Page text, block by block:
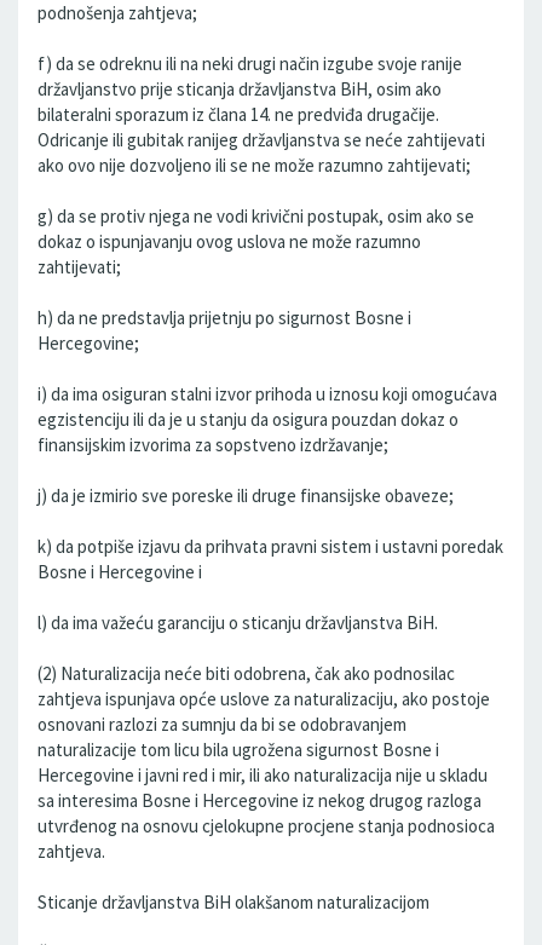
podnošenja zahtjeva;
f) da se odreknu ili na neki drugi način izgube svoje ranije
državljanstvo prije sticanja državljanstva BiH, osim ako
bilateralni sporazum iz člana 14. ne predviđa drugačije.
Odricanje ili gubitak ranijeg državljanstva se neće zahtijevati
ako ovo nije dozvoljeno ili se ne može razumno zahtijevati;
g) da se protiv njega ne vodi krivični postupak, osim ako se
dokaz o ispunjavanju ovog uslova ne može razumno
zahtijevati;
h) da ne predstavlja prijetnju po sigurnost Bosne i
Hercegovine;
i) da ima osiguran stalni izvor prihoda u iznosu koji omogućava
egzistenciju ili da je u stanju da osigura pouzdan dokaz o
finansijskim izvorima za sopstveno izdržavanje;
j) da je izmirio sve poreske ili druge finansijske obaveze;
k) da potpiše izjavu da prihvata pravni sistem i ustavni poredak
Bosne i Hercegovine i
l) da ima važeću garanciju o sticanju državljanstva BiH.
(2) Naturalizacija neće biti odobrena, čak ako podnosilac
zahtjeva ispunjava opće uslove za naturalizaciju, ako postoje
osnovani razlozi za sumnju da bi se odobravanjem
naturalizacije tom licu bila ugrožena sigurnost Bosne i
Hercegovine i javni red i mir, ili ako naturalizacija nije u skladu
sa interesima Bosne i Hercegovine iz nekog drugog razloga
utvrđenog na osnovu cjelokupne procjene stanja podnosioca
zahtjeva.
Sticanje državljanstva BiH olakšanom naturalizacijom